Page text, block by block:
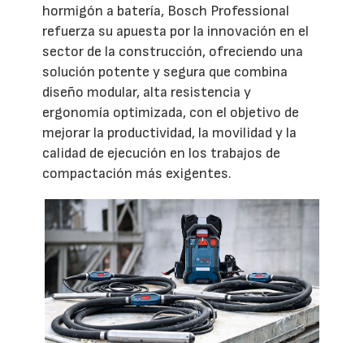
hormigón a batería, Bosch Professional
refuerza su apuesta por la innovación en el
sector de la construcción, ofreciendo una
solución potente y segura que combina
diseño modular, alta resistencia y
ergonomía optimizada, con el objetivo de
mejorar la productividad, la movilidad y la
calidad de ejecución en los trabajos de
compactación más exigentes.